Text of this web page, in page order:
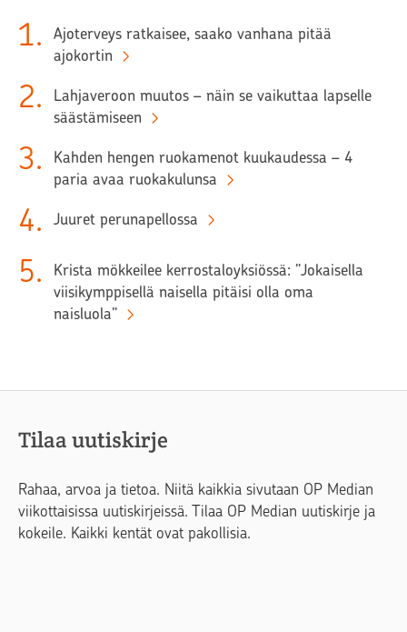
1.
Ajoterveys ratkaisee, saako vanhana pitää
ajokortin
2.
Lahjaveroon muutos – näin se vaikuttaa lapselle
säästämiseen
3.
Kahden hengen ruokamenot kuukaudessa – 4
paria avaa ruokakulunsa
4. Juuret perunapellossa
5.
Krista mökkeilee kerrostaloyksiössä: ”Jokaisella
viisikymppisellä naisella pitäisi olla oma
naisluola”
Tilaa uutiskirje
Rahaa, arvoa ja tietoa. Niitä kaikkia sivutaan OP Median
viikottaisissa uutiskirjeissä. Tilaa OP Median uutiskirje ja
kokeile. Kaikki kentät ovat pakollisia.